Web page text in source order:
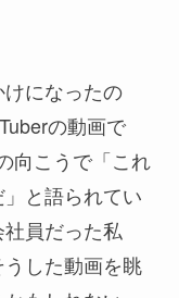
になったの
の動画で
向こうで「これ
と語られてい
員だった私
した動画を眺